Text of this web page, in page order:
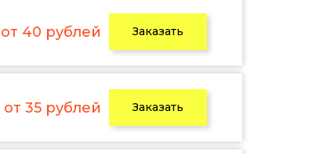
от 40 рублей Заказать
от 35 рублей Заказать